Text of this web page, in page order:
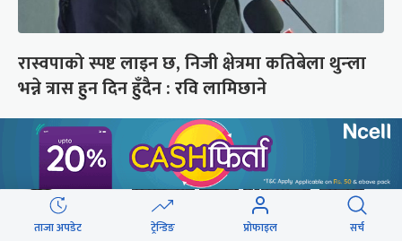
रास्वपाको स्पष्ट लाइन छ, निजी क्षेत्रमा कतिबेला थुन्ला
भन्ने त्रास हुन दिन हुँदैन : रवि लामिछाने
छुटाउनुभयो कि ?
संसद्लाई टेर्दैनन् प्रधानमन्त्री, लाचार
छन् सभामुख
ताजा अपडेट ट्रेन्डिङ प्रोफाइल सर्च